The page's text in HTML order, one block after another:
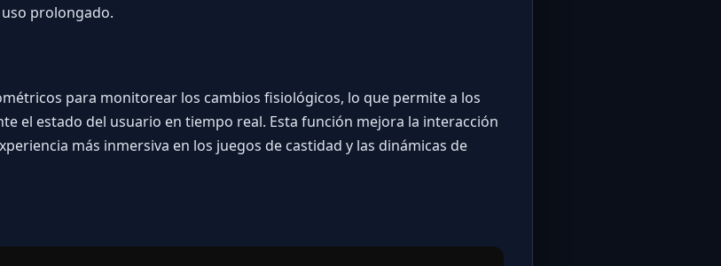
prolongado.
para monitorear los cambios fisiológicos, lo que permite a los
el estado del usuario en tiempo real. Esta función mejora la interacción
más inmersiva en los juegos de castidad y las dinámicas de